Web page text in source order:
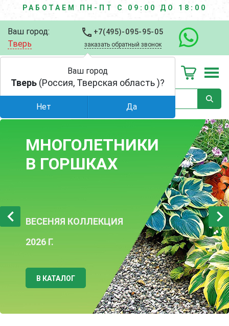
РАБОТАЕМ ПН-ПТ С 09:00 ДО 18:00
Ваш город:
Тверь
+7(495)-095-95-05
заказать обратный звонок
ЛЕТНЯЯ
ДО -35%
МНОГОЛЕТНИКИ
В ГОРШКАХ
ВЕСЕНЯЯ КОЛЛЕКЦИЯ
2026 Г.
В КАТАЛОГ
Ваш город
Тверь (Россия, Тверская область )?
Нет Да